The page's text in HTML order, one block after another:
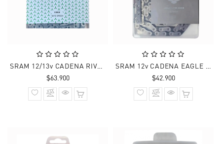
SRAM 12/13v CADENA RIVAL AXS FLATTOP E1 126 Links
$63.900Precio
normal
SRAM 12v CADENA EAGLE 70 T-TYPE FLATTOP GRIS 126 Links
$42.900Precio
normal